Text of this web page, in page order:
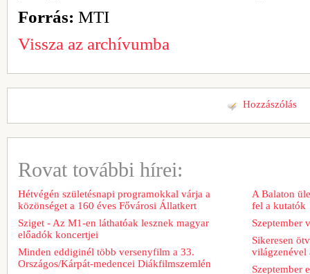
Forrás: MTI
Vissza az archívumba
Hozzászólás
Rovat további hírei:
Hétvégén születésnapi programokkal várja a
közönséget a 160 éves Fővárosi Állatkert
Sziget - Az M1-en láthatóak lesznek magyar
előadók koncertjei
Minden eddiginél több versenyfilm a 33.
Országos/Kárpát-medencei Diákfilmszemlén
A Balaton
fel a kutatók
Szeptember
Sikeresen
világzenével
Szeptember